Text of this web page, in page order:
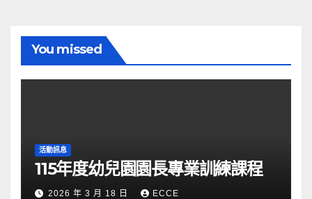
You missed
活動訊息
115年度幼兒園園長專業訓練課程
2026 年 3 月 18 日 ECCE